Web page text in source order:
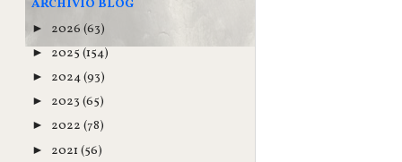
ARCHIVIO BLOG
► 2026 (63)
► 2025 (154)
► 2024(93)
► 2023 (65)
► 2022 (78)
► 2021 (56)